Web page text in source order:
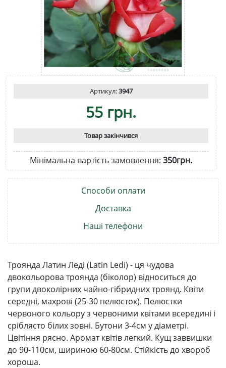
Артикул:3947
55 грн.
Товар закінчився
Мінімальна вартість замовлення: 350грн.
Способи оплати
Доставка
Наші телефони
Троянда Латин Леді (Latin Ledi) - ця чудова
двокольорова троянда (біколор) відноситься до
групи двоколірних чайно-гібридних троянд. Квіти
середні, махрові (25-30 пелюсток). Пелюстки
червоного кольору з червоними квітами всередині і
сріблясто білих зовні. Бутони 3-4см у діаметрі.
Цвітіння рясно. Аромат квітів легкий. Кущ заввишки
до 90-110см, шириною 60-80см. Стійкість до хвороб
хороша.